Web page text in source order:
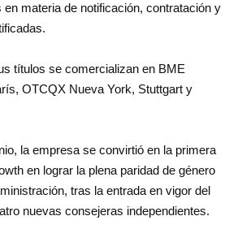
materia de notificación, contratación y
títulos se comercializan en BME
OTCQX Nueva York, Stuttgart y
la empresa se convirtió en la primera
en lograr la plena paridad de género
tras la entrada en vigor del
nuevas consejeras independientes.